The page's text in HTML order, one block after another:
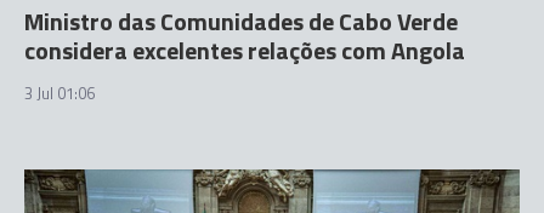
Ministro das Comunidades de Cabo Verde
considera excelentes relações com Angola
3 Jul 01:06